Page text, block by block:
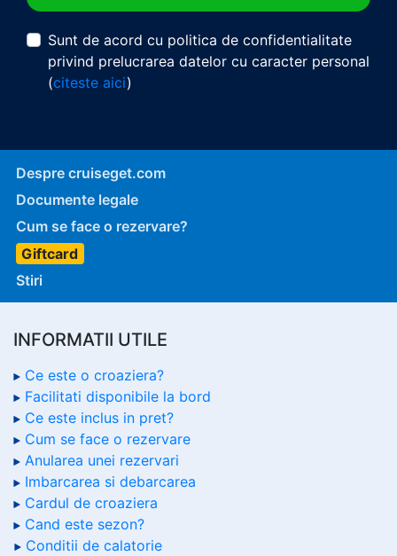
Sunt de acord cu politica de confidentialitate
privind prelucrarea datelor cu caracter personal
(citeste aici)
Despre cruiseget.com
Documente legale
Cum se face o rezervare?
Giftcard
Stiri
INFORMATII UTILE
Ce este o croaziera?
Facilitati disponibile la bord
Ce este inclus in pret?
Cum se face o rezervare
Anularea unei rezervari
Imbarcarea si debarcarea
Cardul de croaziera
Cand este sezon?
Conditii de calatorie